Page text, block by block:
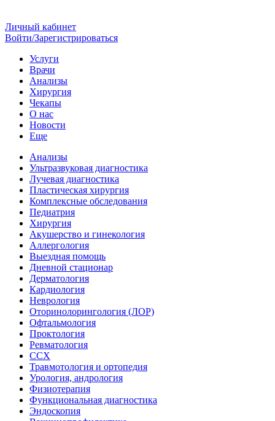
Личный кабинет
Войти/Зарегистрироваться
Услуги
Врачи
Анализы
Хирургия
Чекапы
О нас
Новости
Еще
Анализы
Ультразвуковая диагностика
Лучевая диагностика
Пластическая хирургия
Комплексные обследования
Педиатрия
Хирургия
Акушерство и гинекология
Аллергология
Выездная помощь
Дневной стационар
Дерматология
Кардиология
Неврология
Оторинолорингология (ЛОР)
Офтальмология
Проктология
Ревматология
ССХ
Травмотология и ортопедия
Урология, андрология
Физиотерапия
Функциональная диагностика
Эндоскопия